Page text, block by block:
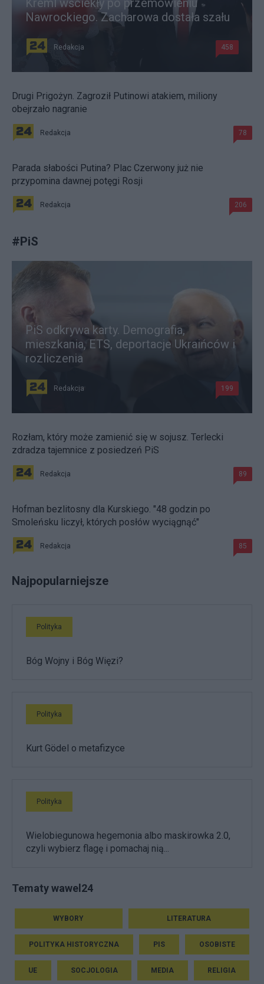
Kreml wściekły po przemówieniu
Nawrockiego. Zacharowa dostała szału
Redakcja 458
Drugi Prigożyn. Zagroził Putinowi atakiem, miliony
obejrzało nagranie
Redakcja 78
Parada słabości Putina? Plac Czerwony już nie
przypomina dawnej potęgi Rosji
Redakcja 206
#PiS
PiS odkrywa karty. Demografia,
mieszkania, ETS, deportacje Ukraińców i
rozliczenia
Redakcja 199
Rozłam, który może zamienić się w sojusz. Terlecki
zdradza tajemnice z posiedzeń PiS
Redakcja 89
Hofman bezlitosny dla Kurskiego. "48 godzin po
Smoleńsku liczył, których posłów wyciągnąć"
Redakcja 85
Najpopularniejsze
Polityka
Bóg Wojny i Bóg Więzi?
Polityka
Kurt Gödel o metafizyce
Polityka
Wielobiegunowa hegemonia albo maskirowka 2.0,
czyli wybierz flagę i pomachaj nią...
Tematy wawel24
WYBORY LITERATURA
POLITYKA HISTORYCZNA PIS OSOBISTE
UE SOCJOLOGIA MEDIA RELIGIA